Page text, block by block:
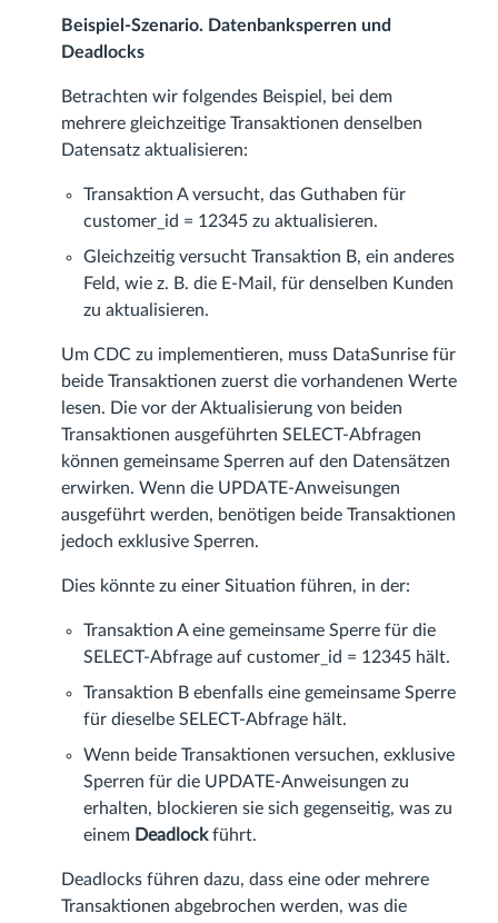
Beispiel-Szenario. Datenbanksperren und
Deadlocks
Betrachten wir folgendes Beispiel, bei dem
mehrere gleichzeitige Transaktionen denselben
Datensatz aktualisieren:
Transaktion A versucht, das Guthaben für
customer_id = 12345 zu aktualisieren.
Gleichzeitig versucht Transaktion B, ein anderes
Feld, wie z. B. die E-Mail, für denselben Kunden
zu aktualisieren.
Um CDC zu implementieren, muss DataSunrise für
beide Transaktionen zuerst die vorhandenen Werte
lesen. Die vor der Aktualisierung von beiden
Transaktionen ausgeführten SELECT-Abfragen
können gemeinsame Sperren auf den Datensätzen
erwirken. Wenn die UPDATE-Anweisungen
ausgeführt werden, benötigen beide Transaktionen
jedoch exklusive Sperren.
Dies könnte zu einer Situation führen, in der:
Transaktion A eine gemeinsame Sperre für die
SELECT-Abfrage auf customer_id = 12345 hält.
Transaktion B ebenfalls eine gemeinsame Sperre
für dieselbe SELECT-Abfrage hält.
Wenn beide Transaktionen versuchen, exklusive
Sperren für die UPDATE-Anweisungen zu
erhalten, blockieren sie sich gegenseitig, was zu
einem Deadlockführt.
Deadlocks führen dazu, dass eine oder mehrere
Transaktionen abgebrochen werden, was die